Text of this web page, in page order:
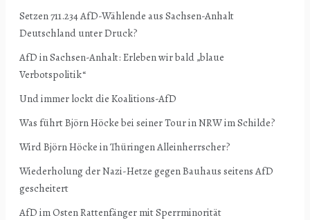
Setzen 711.234 AfD-Wählende aus Sachsen-Anhalt
Deutschland unter Druck?
AfD in Sachsen-Anhalt: Erleben wir bald „blaue
Verbotspolitik“
Und immer lockt die Koalitions-AfD
Was führt Björn Höcke bei seiner Tour in NRW im Schilde?
Wird Björn Höcke in Thüringen Alleinherrscher?
Wiederholung der Nazi-Hetze gegen Bauhaus seitens AfD
gescheitert
AfD im Osten Rattenfänger mit Sperrminorität